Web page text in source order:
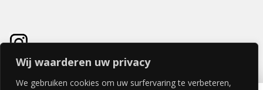
Wij waarderen uw privacy
We gebruiken cookies om uw surfervaring te verbeteren,